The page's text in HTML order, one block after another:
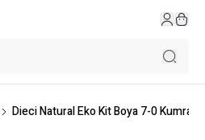
Dieci Natural Eko Kit Boya 7-0 Kumral